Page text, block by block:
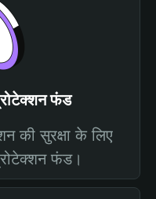
फंड
की सुरक्षा के लिए
फंड।